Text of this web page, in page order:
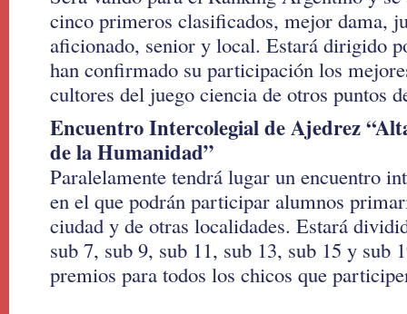
cinco primeros clasificados, mejor dama,
aficionado, senior y local. Estará dirigido
han confirmado su participación los
cultores del juego ciencia de otros puntos
Encuentro Intercolegial de Ajedrez
de la Humanidad”
Paralelamente tendrá lugar un encuentro
en el que podrán participar alumnos
ciudad y de otras localidades. Estará
sub 7, sub 9, sub 11, sub 13, sub 15 y sub
premios para todos los chicos que